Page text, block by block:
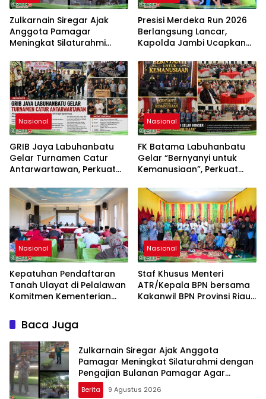
Zulkarnain Siregar Ajak
Anggota Pamagar
Meningkat Silaturahmi
Pamagar Agar Terjalin
Ukhuwah Islami
Presisi Merdeka Run 2026
Berlangsung Lancar,
Kapolda Jambi Ucapkan
Dukungan Masyarakat
Nasional
GRIB Jaya Labuhanbatu
Gelar Turnamen Catur
Antarwartawan, Perkuat
Nasional
FK Batama Labuhanbatu
Gelar “Bernyanyi untuk
Kemanusiaan”, Perkuat
Sosial
Nasional
Kepatuhan Pendaftaran
Tanah Ulayat di Pelalawan
Komitmen Kementerian
Nasional
Staf Khusus Menteri
ATR/Kepala BPN bersama
Kakanwil BPN Provinsi Riau
Baca Juga
Zulkarnain Siregar Ajak Anggota
Pamagar Meningkat Silaturahmi dengan
Pengajian Bulanan Pamagar Agar
Terjalin Ukhuwah Islami
Berita 9 Agustus 2026